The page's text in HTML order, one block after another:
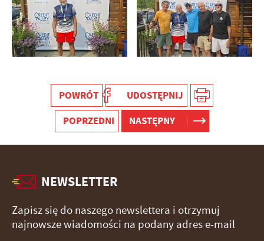
POWRÓT
UDOSTĘPNIJ
POPRZEDNI
NASTĘPNY
NEWSLETTER
Zapisz się do naszego newslettera i otrzymuj
najnowsze wiadomości na podany adres e-mail
podmiotów trzecich lub firm będących naszymi partnerami oraz
innych dostawców usług. Firmy te działają w charakterze
pośredników prezentujących nasze treści w postaci wiadomości,
ofert, komunikatów mediów społecznościowych.